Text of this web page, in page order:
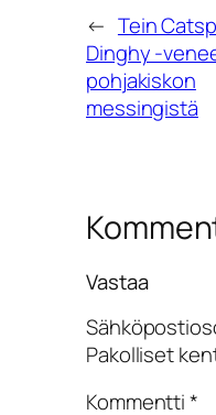
← Tein
Dinghy -
pohjakiskon
messingistä
Vastaa
Pakolliset
Kommentti*